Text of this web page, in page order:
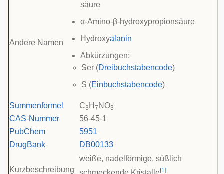
Andere Namen
säure
α-Amino-β-hydroxypropionsäure
Hydroxyalanin
Abkürzungen:
Ser (Dreibuchstabencode)
S (Einbuchstabencode)
Summenformel C3 H 7 NO3
CAS-Nummer
56-45-1
PubChem
5951
DrugBank
DB00133
Kurzbeschreibung
weiße, nadelförmige, süßlich
schmeckende Kristalle[1]